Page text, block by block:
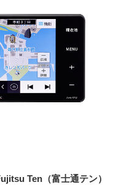
Ten（富士通テン）